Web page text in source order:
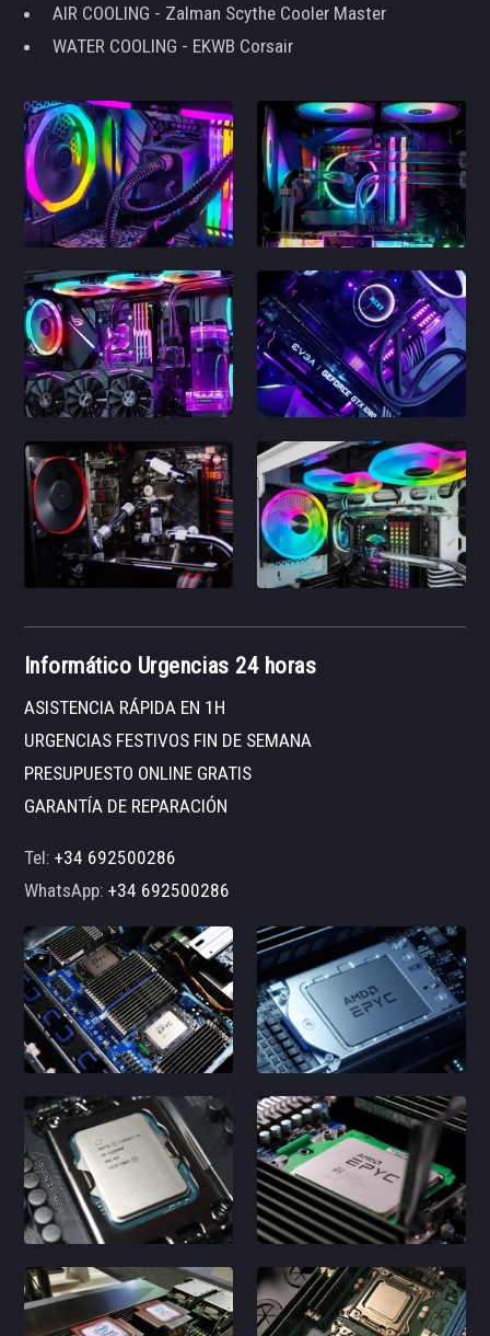
AIR COOLING - Zalman Scythe Cooler Master
WATER COOLING - EKWB Corsair
Informático Urgencias 24 horas
ASISTENCIA RÁPIDA EN 1H
URGENCIAS FESTIVOS FIN DE SEMANA
PRESUPUESTO ONLINE GRATIS
GARANTÍA DE REPARACIÓN
Tel:+34 692500286
WhatsApp:+34 692500286